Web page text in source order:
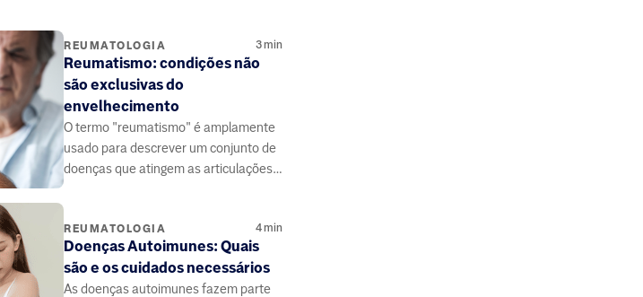
REUMATOLOGIA 3min
Reumatismo: condições não
são exclusivas do
envelhecimento
O termo "reumatismo" é amplamente
usado para descrever um conjunto de
doenças que atingem as articulações,
REUMATOLOGIA 4min
Doenças Autoimunes: Quais
são e os cuidados necessários
As doenças autoimunes fazem parte